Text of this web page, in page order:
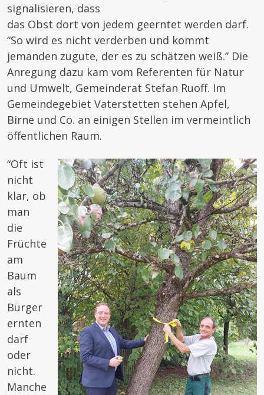
signalisieren, dass
das Obst dort von jedem geerntet werden darf.
“So wird es nicht verderben und kommt
jemanden zugute, der es zu schätzen weiß.” Die
Anregung dazu kam vom Referenten für Natur
und Umwelt, Gemeinderat Stefan Ruoff. Im
Gemeindegebiet Vaterstetten stehen Apfel,
Birne und Co. an einigen Stellen im vermeintlich
öffentlichen Raum.
“Oft ist
nicht
klar, ob
man
die
Früchte
am
Baum
als
Bürger
ernten
darf
oder
nicht.
Manche